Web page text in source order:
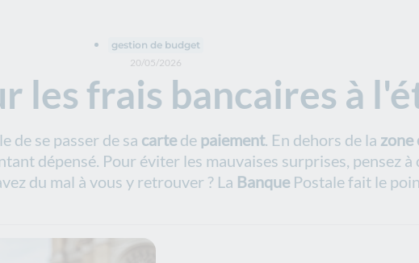
les frais bancaires à
20/05/2026
gestion de budget
de se passer de sa cartede paiement. En dehors de la zone
dépensé. Pour éviter les mauvaises surprises, pensez à
du mal à vous y retrouver ? La BanquePostale fait le